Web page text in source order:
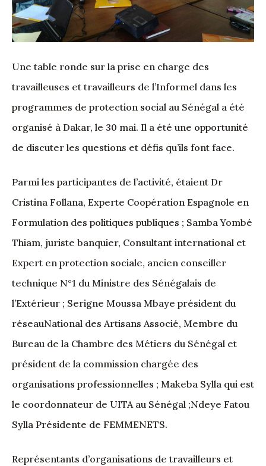
Une table ronde sur la prise en charge des
travailleuses et travailleurs de l’Informel dans les
programmes de protection social au Sénégal a été
organisé à Dakar, le 30 mai. Il a été une opportunité
de discuter les questions et défis qu’ils font face.
Parmi les participantes de l’activité, étaient Dr
Cristina Follana, Experte Coopération Espagnole en
Formulation des politiques publiques ; Samba Yombé
Thiam, juriste banquier, Consultant international et
Expert en protection sociale, ancien conseiller
technique N°1 du Ministre des Sénégalais de
l’Extérieur ; Serigne Moussa Mbaye président du
réseauNational des Artisans Associé, Membre du
Bureau de la Chambre des Métiers du Sénégal et
président de la commission chargée des
organisations professionnelles ; Makeba Sylla qui est
le coordonnateur de UITA au Sénégal ;Ndeye Fatou
Sylla Présidente de FEMMENETS.
Représentants d’organisations de travailleurs et